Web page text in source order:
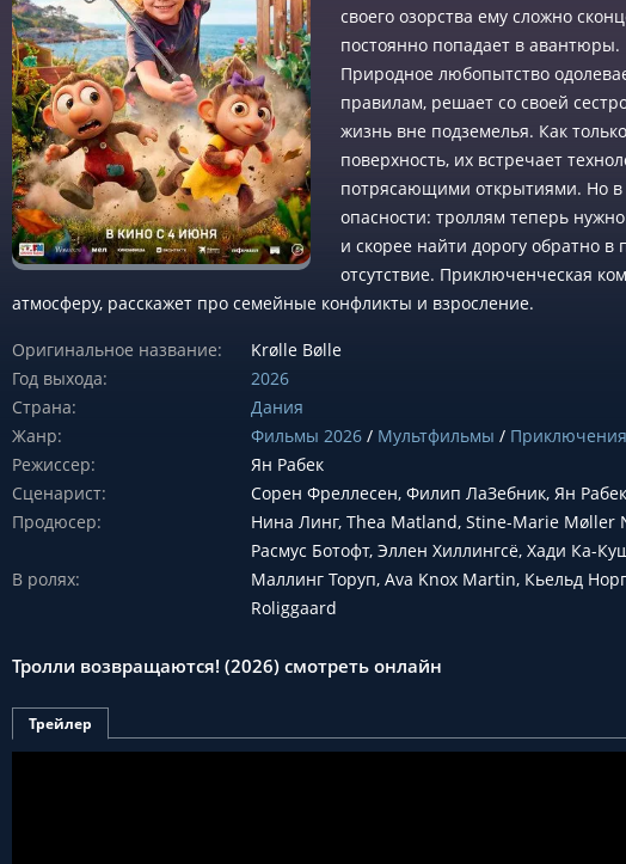
своего озорства ему сложно
постоянно попадает в авантюры.
Природное любопытство
правилам, решает со своей
жизнь вне подземелья. Как
поверхность, их встречает
потрясающими открытиями. Но в
опасности: троллям теперь
и скорее найти дорогу обратно
отсутствие. Приключенческая
атмосферу, расскажет про семейные конфликты и взросление.
Оригинальное название:
Krølle Bølle
Год выхода:
2026
Страна:
Дания
Жанр:
Фильмы 2026 / Мультфильмы / Приключения
Режиссер:
Ян Рабек
Сценарист:
Сорен Фреллесен, Филип ЛаЗебник, Ян Рабек
Продюсер:
Нина Линг, Thea Matland, Stine-Marie Møller
В ролях:
Расмус Ботофт, Эллен Хиллингсё, Хади Ка-
Маллинг Торуп, Ava Knox Martin, Кьельд
Roliggaard
Тролли возвращаются! (2026) смотреть онлайн
Трейлер